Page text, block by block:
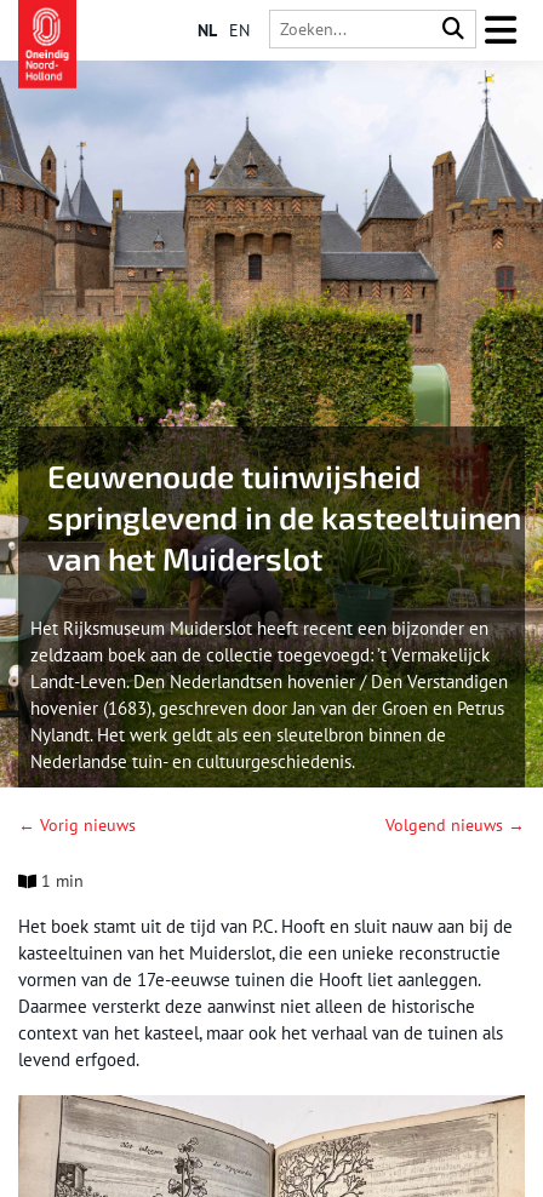
NL EN
Eeuwenoude tuinwijsheid
springlevend in de kasteeltuinen
van het Muiderslot
Het Rijksmuseum Muiderslot heeft recent een bijzonder en
zeldzaam boek aan de collectie toegevoegd: ’t Vermakelijck
Landt-Leven. Den Nederlandtsen hovenier / Den Verstandigen
hovenier (1683), geschreven door Jan van der Groen en Petrus
Nylandt. Het werk geldt als een sleutelbron binnen de
Nederlandse tuin- en cultuurgeschiedenis.
← Vorig nieuws Volgend nieuws →
1 min
Het boek stamt uit de tijd van P.C. Hooft en sluit nauw aan bij de
kasteeltuinen van het Muiderslot, die een unieke reconstructie
vormen van de 17e-eeuwse tuinen die Hooft liet aanleggen.
Daarmee versterkt deze aanwinst niet alleen de historische
context van het kasteel, maar ook het verhaal van de tuinen als
levend erfgoed.